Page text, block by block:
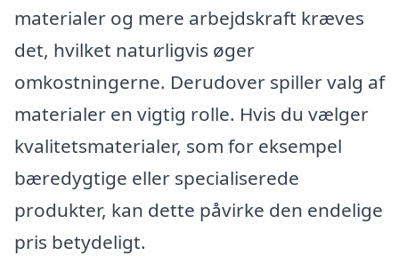
materialer og mere arbejdskraft kræves
det, hvilket naturligvis øger
omkostningerne. Derudover spiller valg af
materialer en vigtig rolle. Hvis du vælger
kvalitetsmaterialer, som for eksempel
bæredygtige eller specialiserede
produkter, kan dette påvirke den endelige
pris betydeligt.